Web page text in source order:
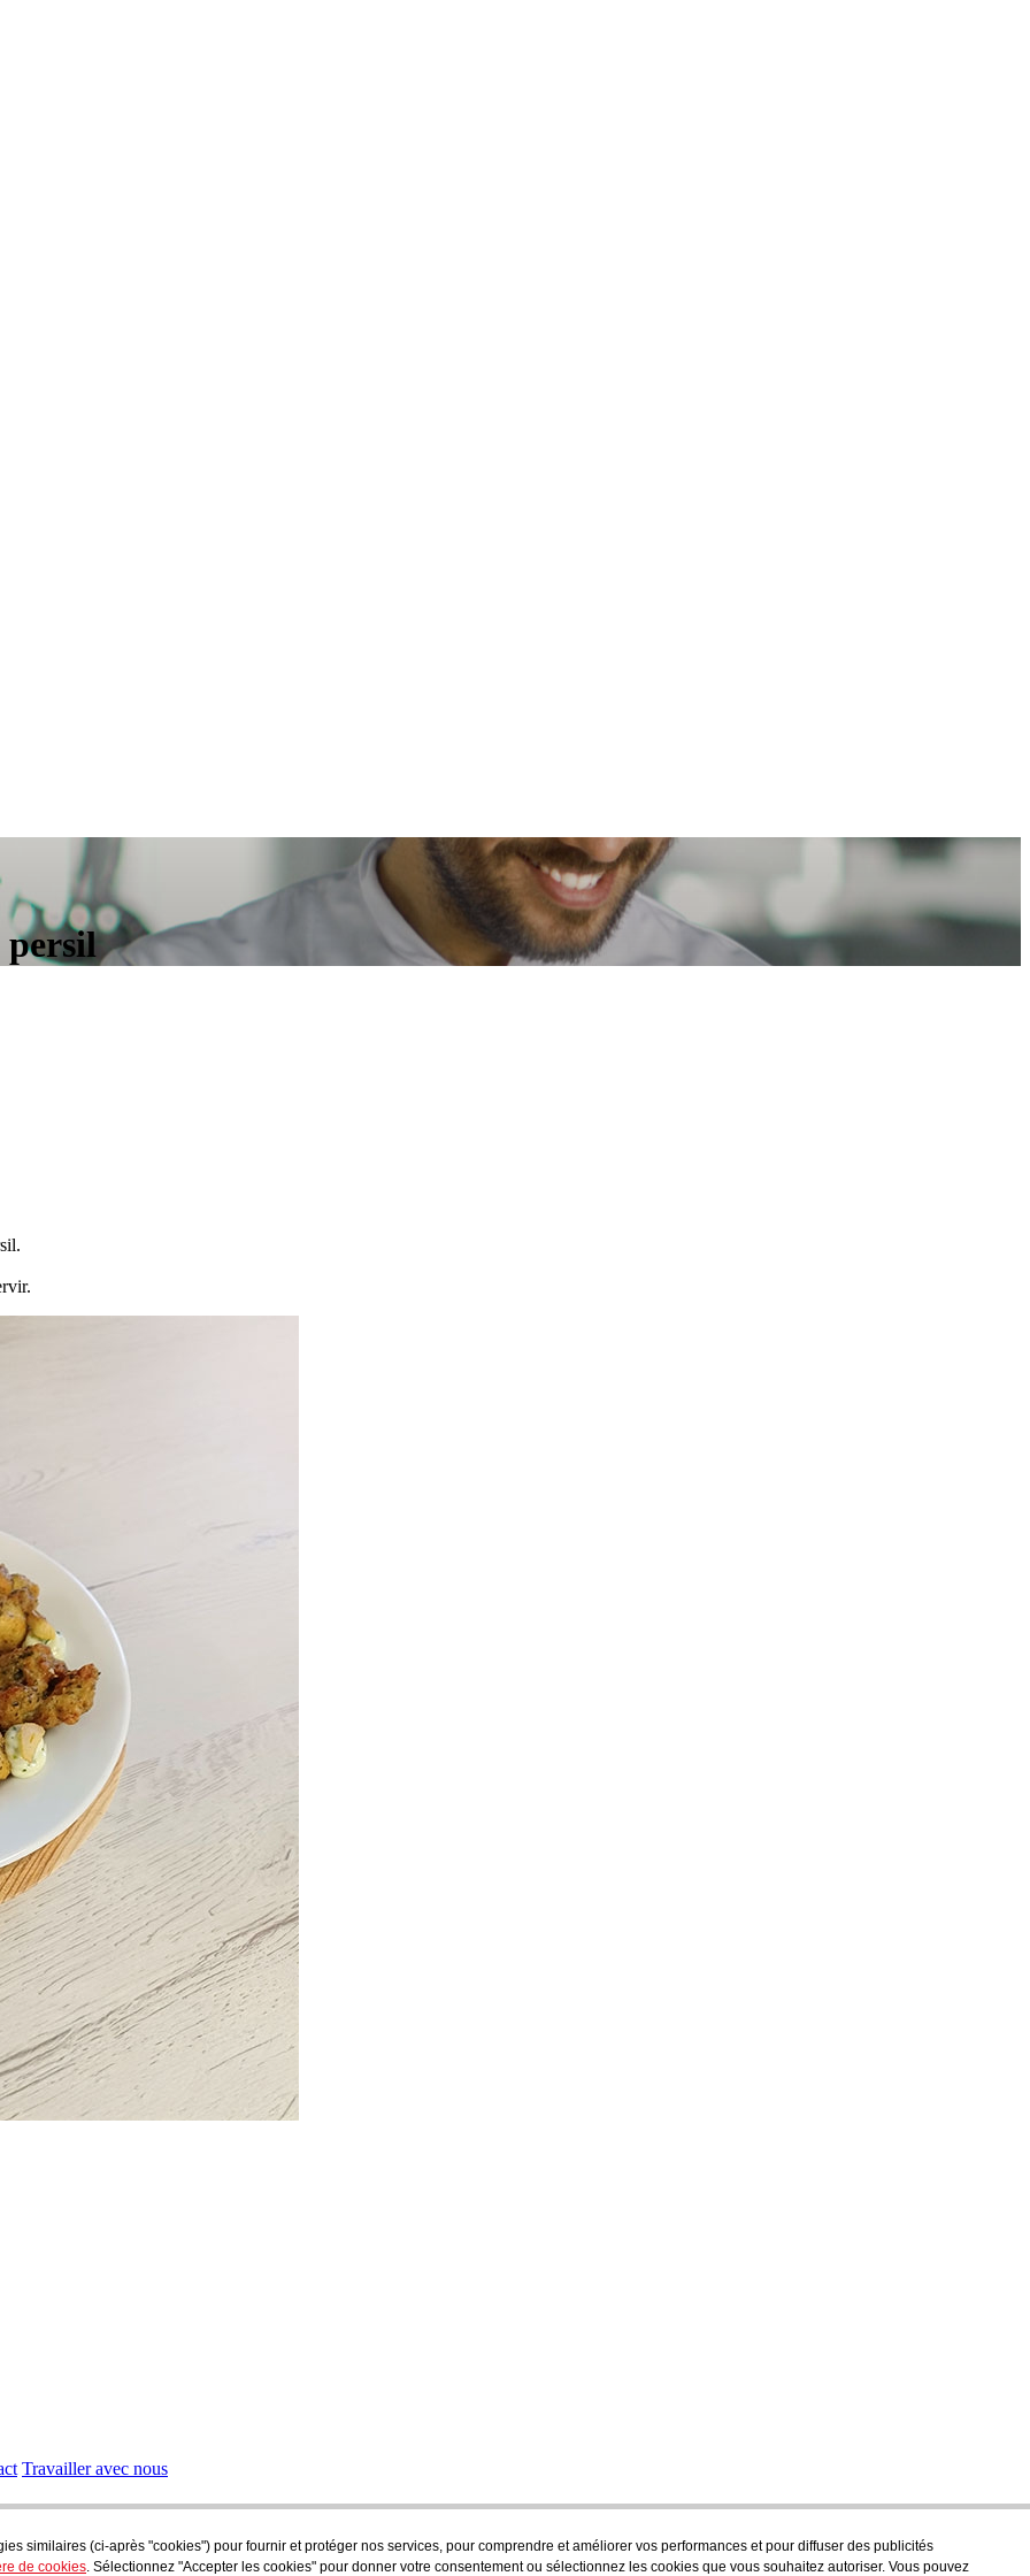
similaires (ci-après "cookies") pour fournir et protéger nos services, pour comprendre et améliorer vos performances et pour diffuser des publicités
de cookies. Sélectionnez "Accepter les cookies" pour donner votre consentement ou sélectionnez les cookies que vous souhaitez autoriser. Vous pouvez
persil
Travailler avec nous